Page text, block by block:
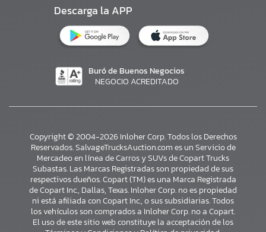
×
Descarga la APP
Buró de Buenos Negocios
NEGOCIO ACREDITADO
Copyright © 2004-2026 Inloher Corp. Todos los Derechos
Reservados. SalvageTrucksAuction.com es un Servicio de
Mercadeo en línea de Carros y SUVs de Copart Trucks
Subastas. Las Marcas Registradas son propiedad de sus
respectivos dueños. Copart (TM) es una Marca Registrada
de Copart Inc., Dallas, Texas. Inloher Corp. no es propiedad
ni está afiliada con Copart Inc., o sus subsidiarias. Todos
los vehículos son comprados a Inloher Corp. no a Copart.
El uso de este sitio web constituye la acceptación de los